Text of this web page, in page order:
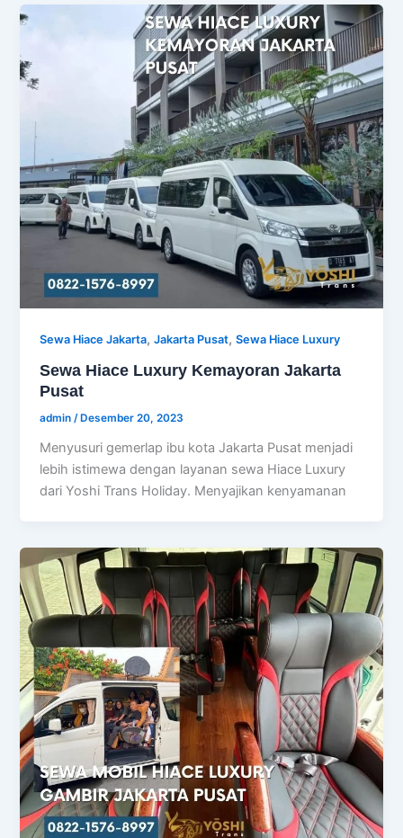
Sewa Hiace Jakarta,Jakarta Pusat,Sewa Hiace Luxury
Sewa Hiace Luxury Kemayoran Jakarta
Pusat
admin/ Desember 20, 2023
Menyusuri gemerlap ibu kota Jakarta Pusat menjadi
lebih istimewa dengan layanan sewa Hiace Luxury
dari Yoshi Trans Holiday. Menyajikan kenyamanan